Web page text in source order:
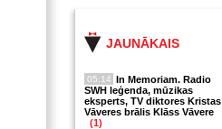
JAUNĀKAIS
05:14 In Memoriam. Radio
SWH leģenda, mūzikas
eksperts, TV diktores Kristas
Vāveres brālis Klāss Vāvere
(1)